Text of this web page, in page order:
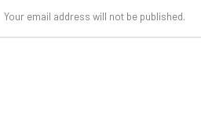
Your email address will not be published.